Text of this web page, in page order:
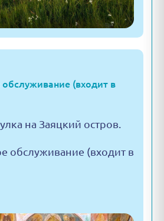
(входит в
на Заяцкий остров.
обслуживание (входит в